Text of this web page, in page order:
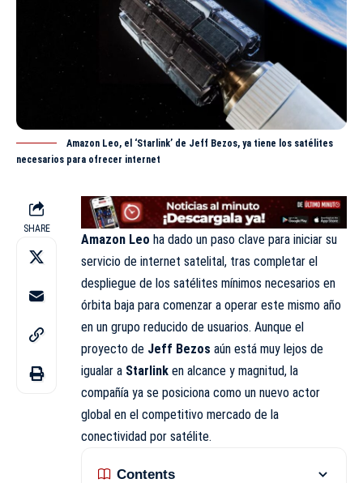
Amazon Leo, el ‘Starlink’ de Jeff Bezos, ya tiene los satélites
necesarios para ofrecer internet
SHARE
Amazon Leo ha dado un paso clave para iniciar su
servicio de internet satelital, tras completar el
despliegue de los satélites mínimos necesarios en
órbita baja para comenzar a operar este mismo año
en un grupo reducido de usuarios. Aunque el
proyecto de Jeff Bezos aún está muy lejos de
igualar a Starlink en alcance y magnitud, la
compañía ya se posiciona como un nuevo actor
global en el competitivo mercado de la
conectividad por satélite.
Contents